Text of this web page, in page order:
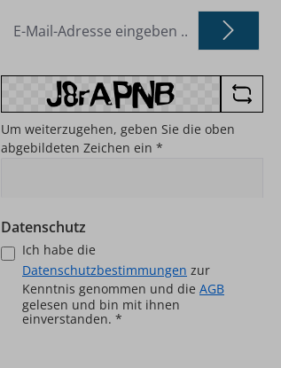
Mail-
*
Um weiterzugehen, geben Sie die oben
abgebildeten Zeichen ein *
Datenschutz
Ich habe die
Datenschutzbestimmungen zur
Kenntnis genommen und die AGB
gelesen und bin mit ihnen
einverstanden. *